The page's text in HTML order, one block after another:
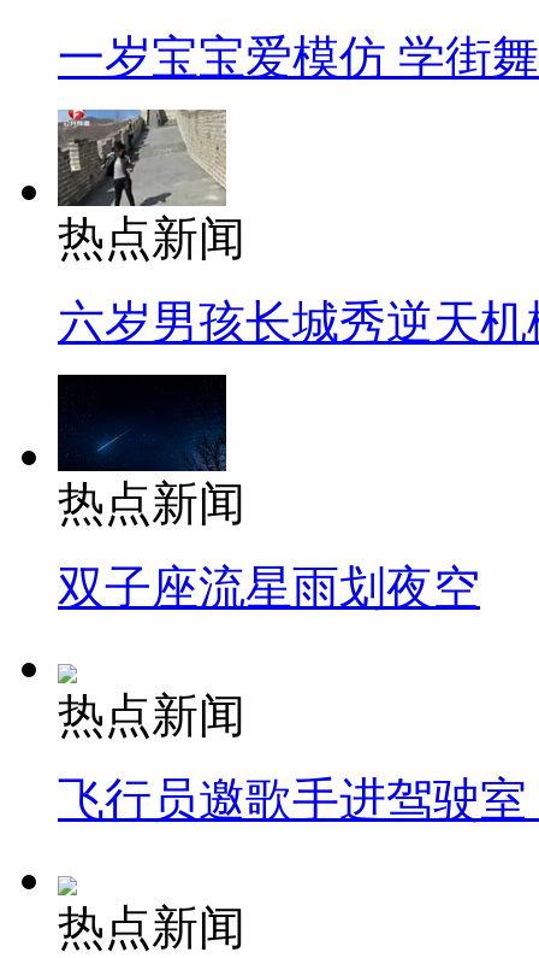
一岁宝宝爱模仿 学街
热点新闻
六岁男孩长城秀逆天机
热点新闻
双子座流星雨划夜空
热点新闻
飞行员邀歌手进驾驶
热点新闻